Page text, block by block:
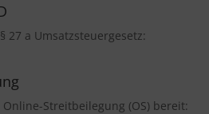
a Umsatzsteuergesetz:
Streitbeilegung (OS) bereit: